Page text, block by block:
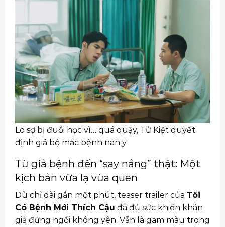
Lo sợ bị đuổi học vì… quá quậy, Tử Kiệt quyết
định giả bộ mắc bệnh nan y.
Từ giả bệnh đến “say nắng” thật: Một
kịch bản vừa lạ vừa quen
Dù chỉ dài gần một phút, teaser trailer của Tôi
Có Bệnh Mới Thích Cậu đã đủ sức khiến khán
giả đứng ngồi không yên. Vẫn là gam màu trong